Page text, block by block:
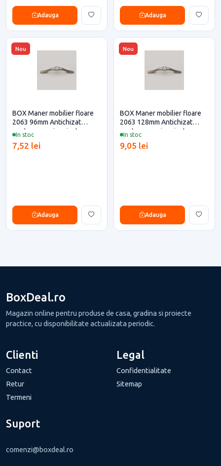
Adauga Adauga
Nou
In stoc
BOX Maner mobilier floare
2063 96mm Antichizat
pentru casa si proiecte
7,52 lei
Adauga
Nou
In stoc
BOX Maner mobilier floare
2063 128mm Antichizat
pentru casa si proiecte
9,05 lei
Adauga
BoxDeal.ro
Magazin online pentru produse de casa, gradina si proiecte
practice, cu disponibilitate actualizata periodic.
Clienti
Contact
Retur
Termeni
Legal
Confidentialitate
Sitemap
Suport
comenzi@boxdeal.ro